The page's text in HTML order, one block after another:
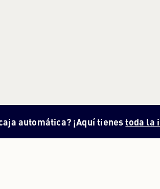
automática? ¡Aquí tienestoda la